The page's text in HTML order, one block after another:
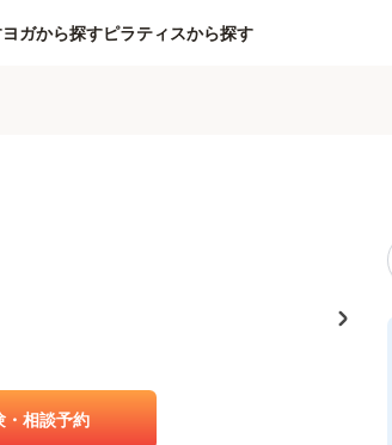
ヨガから探すピラティスから探す
・相談予約